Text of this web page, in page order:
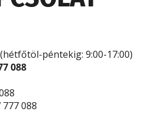
péntekig: 9:00-17:00)
088
088